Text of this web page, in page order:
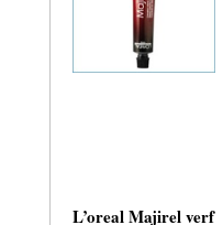
L’oreal Majirel verf